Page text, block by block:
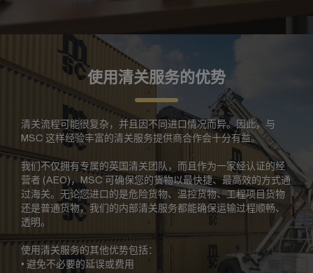
使用清关服务的优势
清关流程可能很复杂，并且因不同进口情况而异。因此，与
MSC 这样经验丰富的清关服务提供商合作会十分有益。
我们不仅拥有专属的英国清关团队，而且作为一家经认证的经
营者 (AEO)，MSC 可确保您的货物以最快捷、最高效的方式通
过海关。无论您进口的是危险货物、温控货物、工程项目货物
还是普通货物，我们的内部清关服务都能确保运输过程顺畅、
透明。
使用清关服务的其他优势包括：
• 避免不必要的延误或费用